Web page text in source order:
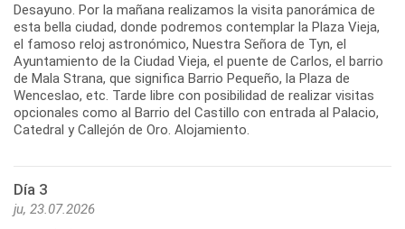
Desayuno. Por la mañana realizamos la visita panorámica de
esta bella ciudad, donde podremos contemplar la Plaza Vieja,
el famoso reloj astronómico, Nuestra Señora de Tyn, el
Ayuntamiento de la Ciudad Vieja, el puente de Carlos, el barrio
de Mala Strana, que significa Barrio Pequeño, la Plaza de
Wenceslao, etc. Tarde libre con posibilidad de realizar visitas
opcionales como al Barrio del Castillo con entrada al Palacio,
Catedral y Callejón de Oro. Alojamiento.
Día 3
ju, 23.07.2026